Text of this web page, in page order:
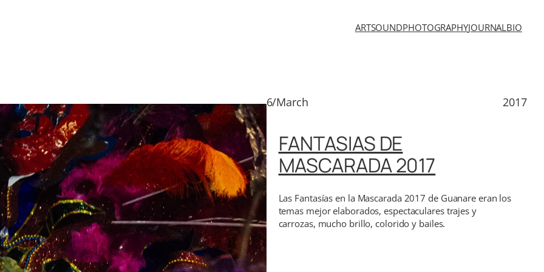
ARTSOUNDPHOTOGRAPHYJOURNALBIO
6/March 2017
FANTASIAS DE
MASCARADA 2017
Las Fantasías en la Mascarada 2017 de Guanare eran los
temas mejor elaborados, espectaculares trajes y
carrozas, mucho brillo, colorido y bailes.